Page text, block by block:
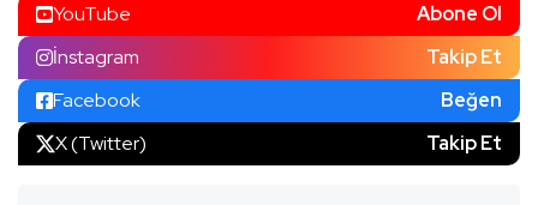
YouTube
Abone Ol
İnstagram
Takip Et
Facebook
Beğen
X (Twitter)
Takip Et